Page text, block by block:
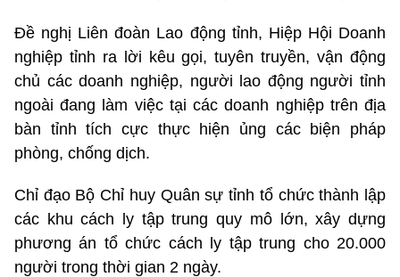
Đề nghị Liên đoàn Lao động tỉnh, Hiệp Hội Doanh
nghiệp tỉnh ra lời kêu gọi, tuyên truyền, vận động
chủ các doanh nghiệp, người lao động người tỉnh
ngoài đang làm việc tại các doanh nghiệp trên địa
bàn tỉnh tích cực thực hiện ủng các biện pháp
phòng, chống dịch.
Chỉ đạo Bộ Chỉ huy Quân sự tỉnh tổ chức thành lập
các khu cách ly tập trung quy mô lớn, xây dựng
phương án tổ chức cách ly tập trung cho 20.000
người trong thời gian 2 ngày.